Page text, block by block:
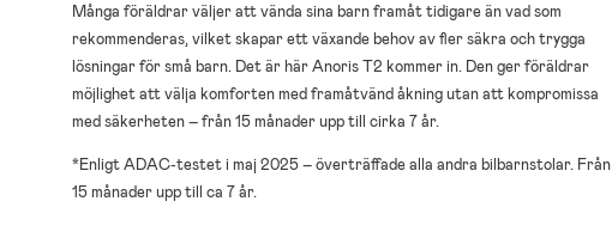
Många föräldrar väljer att vända sina barn framåt tidigare än vad som
rekommenderas, vilket skapar ett växande behov av fler säkra och trygga
lösningar för små barn. Det är här Anoris T2 kommer in. Den ger föräldrar
möjlighet att välja komforten med framåtvänd åkning utan att kompromissa
med säkerheten – från 15 månader upp till cirka 7 år.
*Enligt ADAC-testet i maj 2025 – överträffade alla andra bilbarnstolar. Från
15 månader upp till ca 7 år.